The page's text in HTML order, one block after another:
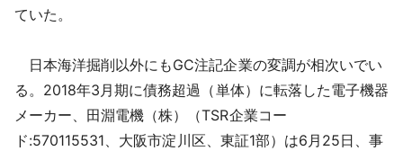
ていた。
日本海洋掘削以外にもGC注記企業の変調が相次いでい
る。2018年3月期に債務超過（単体）に転落した電子機器
メーカー、田淵電機（株）（TSR企業コー
ド:570115531、大阪市淀川区、東証1部）は6月25日、事